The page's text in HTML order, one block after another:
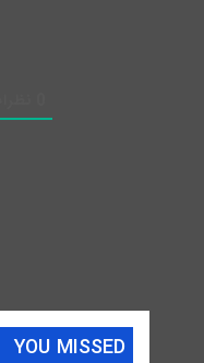
YOU MISSED